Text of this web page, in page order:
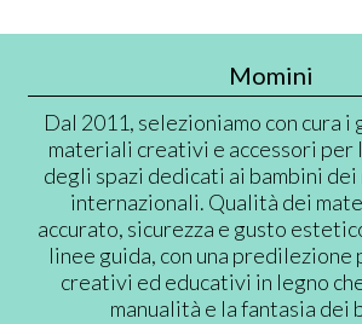
Momini
Dal 2011, selezioniamo con cura
materiali creativi e accessori per
degli spazi dedicati ai bambini
internazionali. Qualità dei
accurato, sicurezza e gusto
linee guida, con una
creativi ed educativi in legno
manualità e la fantasia dei